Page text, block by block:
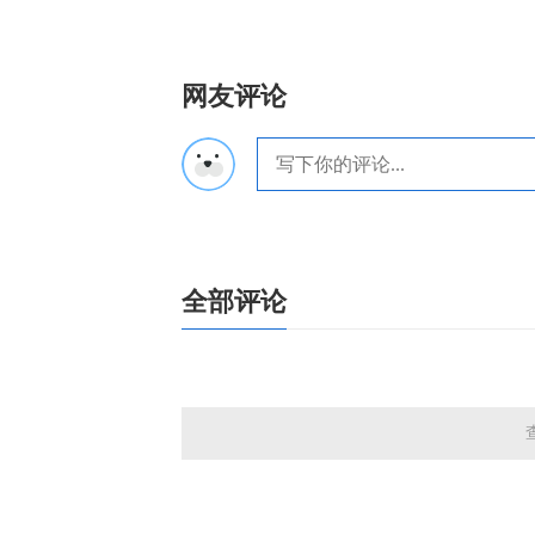
网友评论
全部评论